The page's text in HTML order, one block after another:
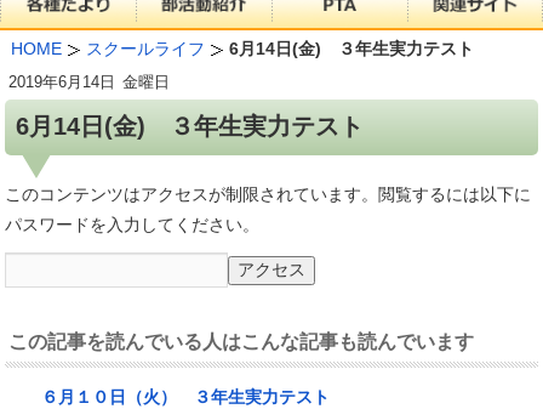
HOME スクールライフ 6月14日(金) ３年生実力テスト
6月14日(金) ３年生実力テスト
2019年6月14日 金曜日
このコンテンツはアクセスが制限されています。閲覧するには以下に
パスワードを入力してください。
この記事を読んでいる人はこんな記事も読んでいます
６月１０日（火） ３年生実力テスト